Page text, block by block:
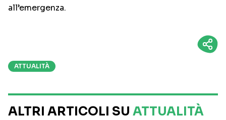
all’emergenza.
ATTUALITÀ
ALTRI ARTICOLI SU ATTUALITÀ